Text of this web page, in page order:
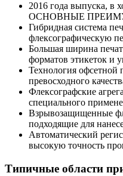
2016 года выпуска, в
ОСНОВНЫЕ
Гибридная система
флексографическую
Большая ширина
форматов этикеток и
Технология
превосходного
Флексографские
специального
Взрывозащищенные
подходящие для
Автоматический
высокую точность
Типичные области